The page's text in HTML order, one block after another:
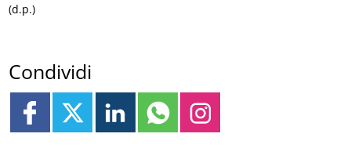
(d.p.)
Condividi